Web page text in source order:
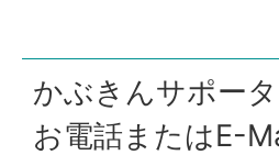
かぶきんサポー
お電話またはE-